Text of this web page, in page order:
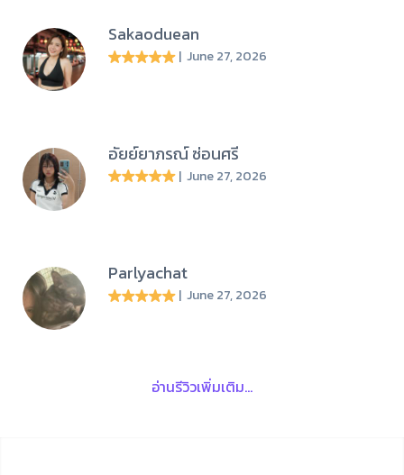
Sakaoduean
| June 27, 2026
อัยย์ยาภรณ์ ซ่อนศรี
| June 27, 2026
Parlyachat
| June 27, 2026
อ่านรีวิวเพิ่มเติม...